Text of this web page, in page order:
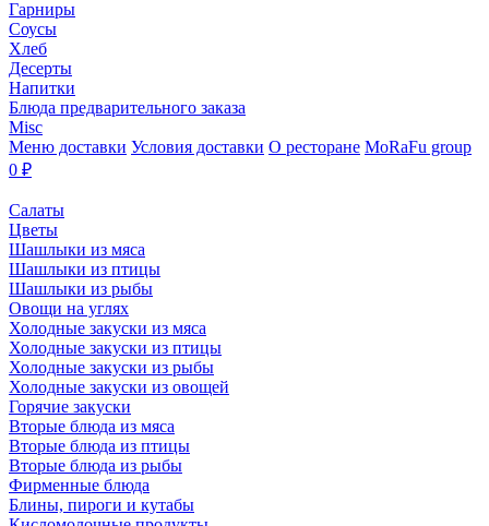
Гарниры
Соусы
Хлеб
Десерты
Напитки
Блюда предварительного заказа
Misc
Меню доставки Условия доставки О ресторане MoRaFu group
0 ₽
Салаты
Цветы
Шашлыки из мяса
Шашлыки из птицы
Шашлыки из рыбы
Овощи на углях
Холодные закуски из мяса
Холодные закуски из птицы
Холодные закуски из рыбы
Холодные закуски из овощей
Горячие закуски
Вторые блюда из мяса
Вторые блюда из птицы
Вторые блюда из рыбы
Фирменные блюда
Блины, пироги и кутабы